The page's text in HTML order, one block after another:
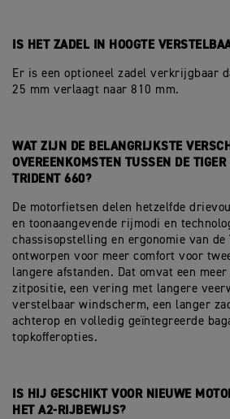
IS HET ZADEL IN HOOGTE
Er is een optioneel zadel verkrijgbaar
25 mm verlaagt naar 810 mm.
WAT ZIJN DE BELANGRIJKSTE
OVEREENKOMSTEN TUSSEN DE
TRIDENT 660?
De motorfietsen delen hetzelfde
en toonaangevende rijmodi en
chassisopstelling en ergonomie van
ontworpen voor meer comfort voor
langere afstanden. Dat omvat een
zitpositie, een vering met langere
verstelbaar windscherm, een langer
achterop en volledig geïntegreerde
topkofferopties.
IS HIJ GESCHIKT VOOR NIEUWE
HET A2-RIJBEWIJS?